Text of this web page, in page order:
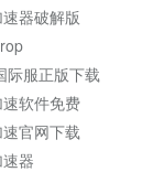
器破解版
际服正版下载
软件免费
官网下载
器